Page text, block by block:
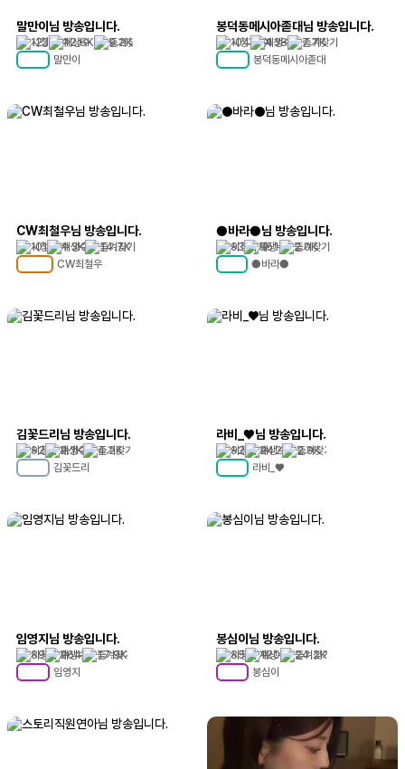
말만이님 방송입니다.
123 12.6K 9.2K
말만이
봉덕동메시아졷대님 방송입니다.
104 438 7.7K
봉덕동메시아졷대
CW최철우님 방송입니다.
101 1.3K 14.7K
CW최철우
●바라●님 방송입니다.
93 551 2.0K
●바라●
김꽃드리님 방송입니다.
92 2.1K 4.2K
김꽃드리
라비_♥님 방송입니다.
92 242 2.9K
라비_♥
임영지님 방송입니다.
89 264 17.9K
임영지
봉심이님 방송입니다.
85 120 24.2K
봉심이